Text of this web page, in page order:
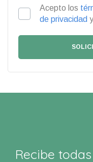
Acepto los
de privacidad
Recibe